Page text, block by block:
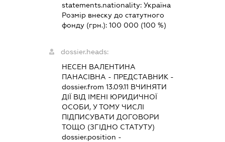
statements.nationality:Україна
Розмір внеску до статутного
фонду (грн.):100 000 (100 %)
dossier.heads:
НЕСЕН ВАЛЕНТИНА
ПАНАСІВНА - ПРЕДСТАВНИК -
dossier.from 13.09.11 ВЧИНЯТИ
ДІЇ ВІД ІМЕНІ ЮРИДИЧНОЇ
ОСОБИ, У ТОМУ ЧИСЛІ
ПІДПИСУВАТИ ДОГОВОРИ
ТОЩО (ЗГІДНО СТАТУТУ)
dossier.position -